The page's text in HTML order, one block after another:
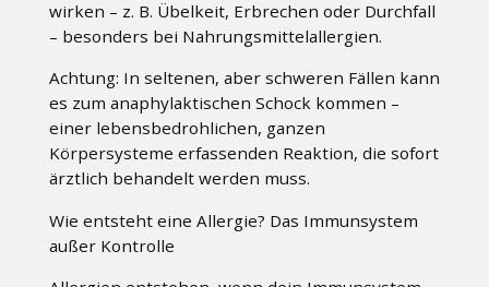
wirken – z. B. Übelkeit, Erbrechen oder Durchfall
– besonders bei Nahrungsmittelallergien.
Achtung: In seltenen, aber schweren Fällen kann
es zum anaphylaktischen Schock kommen –
einer lebensbedrohlichen, ganzen
Körpersysteme erfassenden Reaktion, die sofort
ärztlich behandelt werden muss.
Wie entsteht eine Allergie? Das Immunsystem
außer Kontrolle